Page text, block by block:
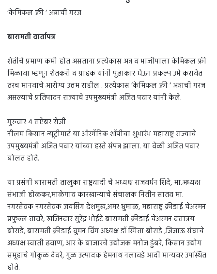
‘केमिकल फ्री ‘ अन्नाची गरज
बारामती वार्तापत्र
शेतीचे प्रमाण कमी होत असताना प्रत्येकास अन्न व भाजीपाला केमिकल फ्री
मिळावा म्हणून शेतकरी व ग्राहक यांनी पुढाकार घेऊन प्रकल्प उभे करावेत
तरच मानवाचे आरोग्य उत्तम राहील . प्रत्येकास ‘केमिकल फ्री ‘ अन्नाची गरज
असल्याचे प्रतिपादन राज्याचे उपमुख्यमंत्री अजित पवार यांनी केले.
गुरुवार ४ सप्टेंबर रोजी
नीलम किसान न्यूट्रीमार्ट या ऑरगॅनिक शॉपीचा शुभारंभ महाराष्ट्र राज्याचे
उपमुख्यमंत्री अजित पवार यांच्या हस्ते संपन्न झाला. या वेळी अजित पवार
बोलत होते.
या प्रसंगी बारामती तालुका राष्ट्रवादी चे अध्यक्ष राजवर्धन शिंदे, मा.अध्यक्ष
संभाजी होळकर,माळेगाव कारखान्याचे संचालक नितीन सातव मा.
नगरसेवक नगरसेवक जयसिंग देशमुख,अमर धुमाळ, महाराष्ट्र क्रीडाई चेअरमन
प्रफुल्ल तावरे, खजिनदार सुरेंद्र भोईटे बारामती क्रीडाई चेअरमन दत्तात्रय
बोराडे, बारामती क्रीडाई वुमन विंग अध्यक्ष डॉ स्मिता बोराडे ,जिजाऊ संघाचे
अध्यक्ष स्वाती ढवाण, आर के बाजारचे उद्योजक मनोज डुंबरे, किसान उद्योग
समूहाचे गोकुळ देवरे, गुळ उत्पादक हेमनाथ नलावडे आदी मान्यवर उपस्थित
होते.